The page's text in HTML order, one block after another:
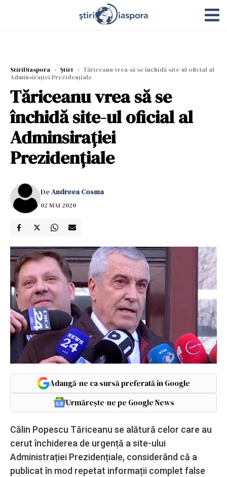
StiriDiaspora › Știri › Tăriceanu vrea să se închidă site-ul oficial al
Adminsiraţiei Prezidenţiale
Tăriceanu vrea să se
închidă site-ul oficial al
Adminsiraţiei
Prezidenţiale
DeAndreea Cosma
02 MAI 2020
Adaugă-ne ca sursă preferată în Google
Urmărește-ne pe Google News
Călin Popescu Tăriceanu se alătură celor care au
cerut închiderea de urgență a site-ului
Administrației Prezidențiale, considerând că a
publicat în mod repetat informații complet false